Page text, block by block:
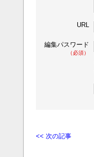
URL
編集パスワード
（必須）
<< 次の記事